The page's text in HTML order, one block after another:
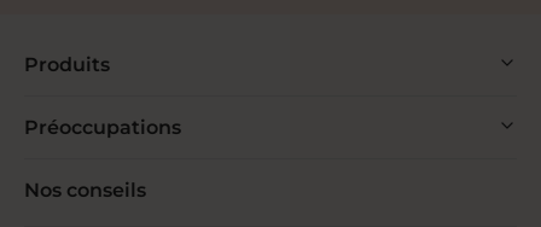
Produits
Préoccupations
Nos conseils